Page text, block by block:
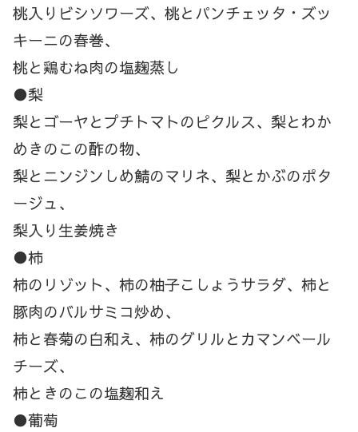
桃入りビシソワーズ、桃とパンチェッタ・ズッ
キーニの春巻、
桃と鶏むね肉の塩麹蒸し
●梨
梨とゴーヤとプチトマトのピクルス、梨とわか
めきのこの酢の物、
梨とニンジンしめ鯖のマリネ、梨とかぶのポタ
ージュ、
梨入り生姜焼き
●柿
柿のリゾット、柿の柚子こしょうサラダ、柿と
豚肉のバルサミコ炒め、
柿と春菊の白和え、柿のグリルとカマンベール
チーズ、
柿ときのこの塩麹和え
●葡萄